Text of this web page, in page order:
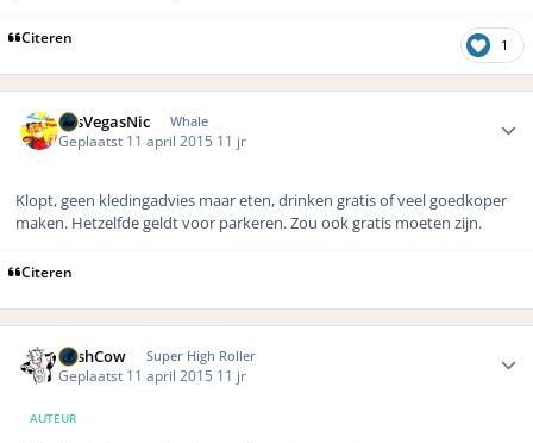
Citeren 1
LasVegasNic Whale
Geplaatst 11 april 2015 11 jr
Klopt, geen kledingadvies maar eten, drinken gratis of veel goedkoper
maken. Hetzelfde geldt voor parkeren. Zou ook gratis moeten zijn.
Citeren
CashCow Super High Roller
Geplaatst 11 april 2015 11 jr
AUTEUR